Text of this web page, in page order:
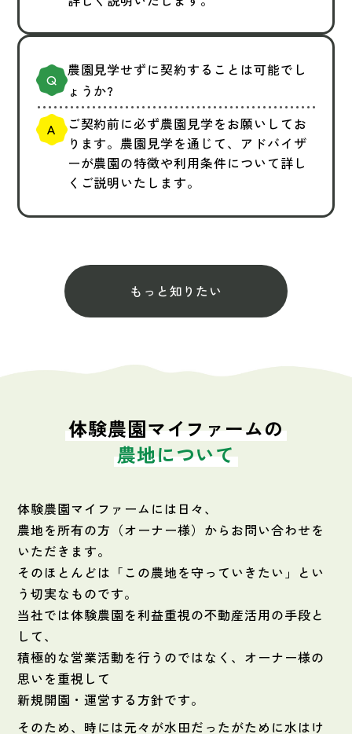
農園見学せずに契約することは可能でし
ょうか?
ご契約前に必ず農園見学をお願いしてお
ります。農園見学を通じて、アドバイザ
ーが農園の特徴や利用条件について詳し
くご説明いたします。
もっと知りたい
体験農園マイファームの
農地について
体験農園マイファームには日々、
農地を所有の方（オーナー様）からお問い合わせを
いただきます。
そのほとんどは「この農地を守っていきたい」とい
う切実なものです。
当社では体験農園を利益重視の不動産活用の手段と
して、
積極的な営業活動を行うのではなく、オーナー様の
思いを重視して
新規開園・運営する方針です。
そのため、時には元々が水田だったがために水はけ